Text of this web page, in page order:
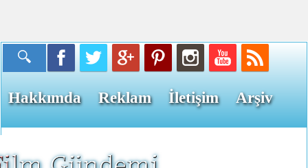
Hakkımda Reklam İletişim Arşiv